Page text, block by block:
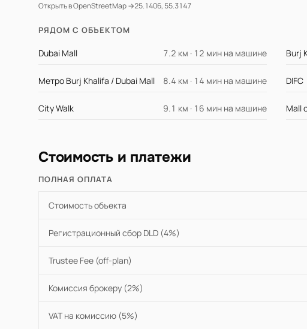
Открыть в OpenStreetMap →25.1406, 55.3147
РЯДОМ С ОБЪЕКТОМ
Dubai Mall 7.2 км · 12 мин на машине Burj
Метро Burj Khalifa / Dubai Mall 8.4 км · 14 мин на машине DIFC
City Walk 9.1 км · 16 мин на машине Mall
Стоимость и платежи
ПОЛНАЯ ОПЛАТА
Стоимость объекта
Регистрационный сбор DLD (4%)
Trustee Fee (off-plan)
Комиссия брокеру (2%)
VAT на комиссию (5%)